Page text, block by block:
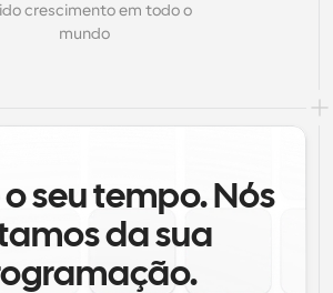
crescimento em todo o
mundo
o seu tempo. Nós
da sua